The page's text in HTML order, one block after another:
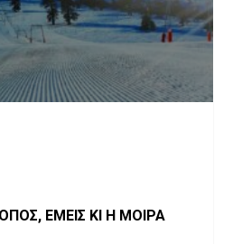
ΕΜΕΙΣ ΚΙ Η ΜΟΙΡΑ